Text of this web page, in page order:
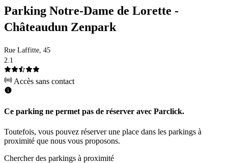
Parking Notre-Dame de Lorette -
Châteaudun Zenpark
Rue Laffitte, 45
2.1
Accès sans contact
Ce parking ne permet pas de réserver avec Parclick.
Toutefois, vous pouvez réserver une place dans les parkings à
proximité que nous vous proposons.
Chercher des parkings à proximité